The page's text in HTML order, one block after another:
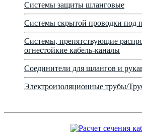
Системы защиты шланговые
Системы скрытой проводки под
Системы, препятствующие
огнестойкие кабель-каналы
Соединители для шлангов и
Электроизоляционные трубы/